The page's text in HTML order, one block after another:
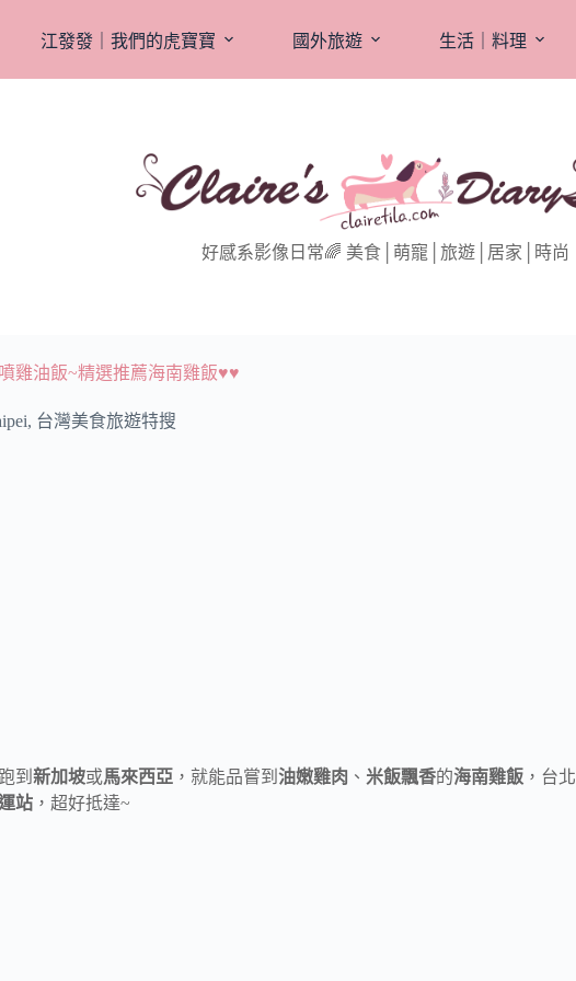
江發發｜我們的虎寶寶 國外旅遊 生活｜料理
好感系影像日常🌈 美食│萌寵│旅遊│居家│時尚
雞油飯~精選推薦海南雞飯♥♥
, 台灣美食旅遊特搜
到 新加坡或馬來西亞 ，就能品嘗到 油嫩雞肉 、 米飯飄香的海南雞飯 ，台北
站 ，超好抵達~